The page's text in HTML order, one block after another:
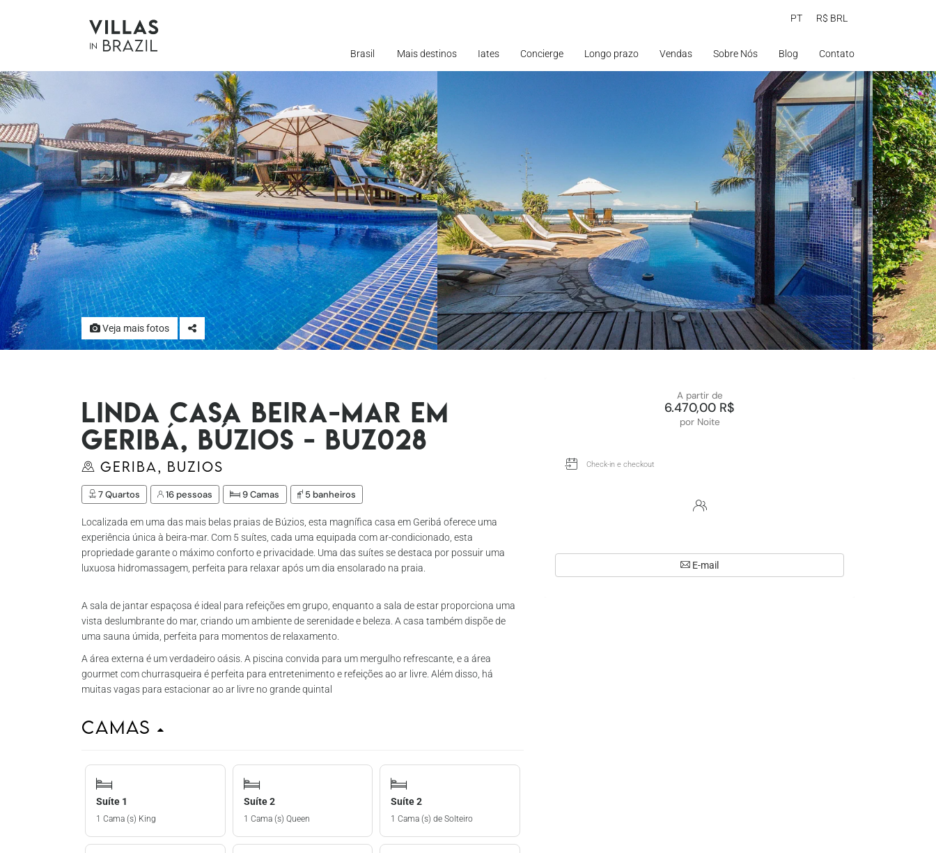
PT R$ BRL
Brasil Mais destinos Iates Concierge Longo prazo Vendas Sobre Nós Blog Contato
Veja mais fotos
Linda casa beira-mar em
Geribá, Búzios - Buz028
Geriba, Buzios
7 Quartos 16 pessoas 9 Camas 5 banheiros
Localizada em uma das mais belas praias de Búzios, esta magnífica casa em Geribá oferece uma
experiência única à beira-mar. Com 5 suítes, cada uma equipada com ar-condicionado, esta
propriedade garante o máximo conforto e privacidade. Uma das suítes se destaca por possuir uma
luxuosa hidromassagem, perfeita para relaxar após um dia ensolarado na praia.
A sala de jantar espaçosa é ideal para refeições em grupo, enquanto a sala de estar proporciona uma
vista deslumbrante do mar, criando um ambiente de serenidade e beleza. A casa também dispõe de
uma sauna úmida, perfeita para momentos de relaxamento.
A área externa é um verdadeiro oásis. A piscina convida para um mergulho refrescante, e a área
gourmet com churrasqueira é perfeita para entretenimento e refeições ao ar livre. Além disso, há
muitas vagas para estacionar ao ar livre no grande quintal
Camas
Suíte 1
1 Cama (s) King
Suíte 2
1 Cama (s) Queen
Suíte 2
1 Cama (s) de Solteiro
A partir de
6.470,00 R$
por Noite
E-mail